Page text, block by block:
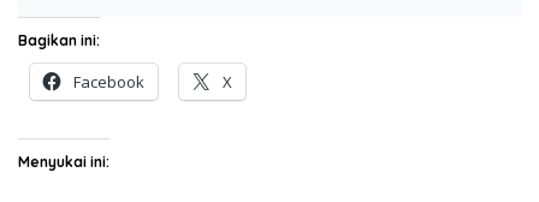
Bagikan ini:
Facebook X
Menyukai ini: